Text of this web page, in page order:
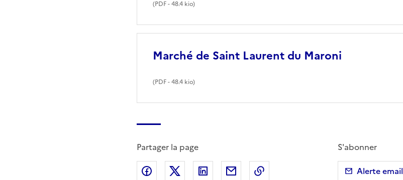
(PDF- 48.4 kio)
Marché de Saint Laurent du Maroni
(PDF- 48.4 kio)
Partager la page
Partager sur Facebook
Partager sur X (anciennement Twitter)
Partager sur LinkedIn
Partager par emailCopier dans le presse-papier
S'abonner
Alerte email